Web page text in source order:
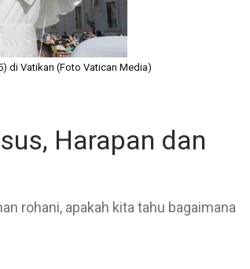
di Vatikan (Foto Vatican Media)
Harapan dan
rohani, apakah kita tahu bagaimana